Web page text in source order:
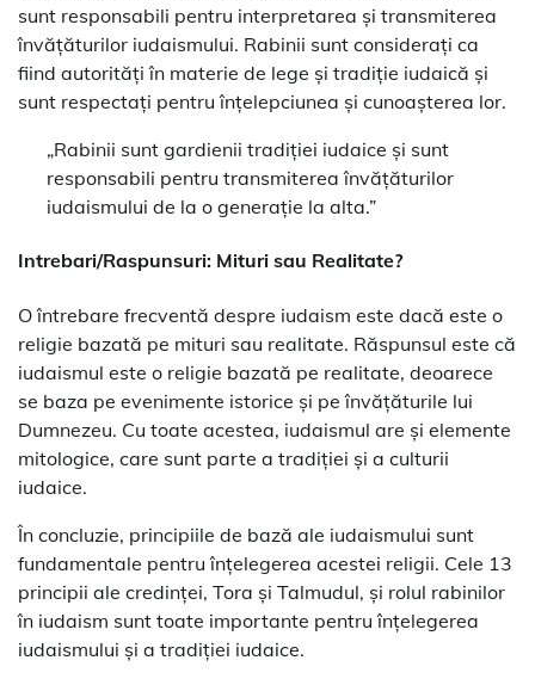
sunt responsabili pentru interpretarea și transmiterea
învățăturilor iudaismului. Rabinii sunt considerați ca
fiind autorități în materie de lege și tradiție iudaică și
sunt respectați pentru înțelepciunea și cunoașterea lor.
„Rabinii sunt gardienii tradiției iudaice și sunt
responsabili pentru transmiterea învățăturilor
iudaismului de la o generație la alta.”
Intrebari/Raspunsuri: Mituri sau Realitate?
O întrebare frecventă despre iudaism este dacă este o
religie bazată pe mituri sau realitate. Răspunsul este că
iudaismul este o religie bazată pe realitate, deoarece
se baza pe evenimente istorice și pe învățăturile lui
Dumnezeu. Cu toate acestea, iudaismul are și elemente
mitologice, care sunt parte a tradiției și a culturii
iudaice.
În concluzie, principiile de bază ale iudaismului sunt
fundamentale pentru înțelegerea acestei religii. Cele 13
principii ale credinței, Tora și Talmudul, și rolul rabinilor
în iudaism sunt toate importante pentru înțelegerea
iudaismului și a tradiției iudaice.